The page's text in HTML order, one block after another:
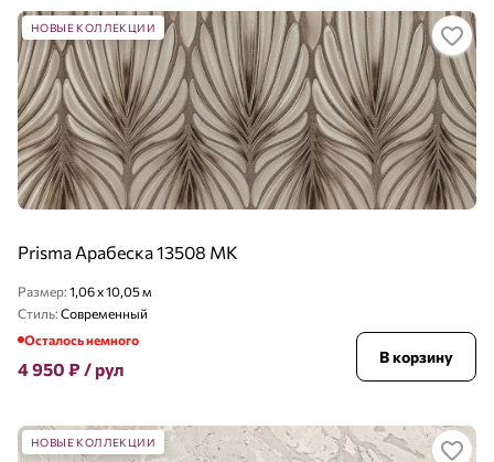
НОВЫЕ КОЛЛЕКЦИИ
Prisma Арабеска 13508 MK
Размер: 1,06 x 10,05 м
Стиль: Современный
Осталось немного
4 950 ₽ / рул
В корзину
НОВЫЕ КОЛЛЕКЦИИ